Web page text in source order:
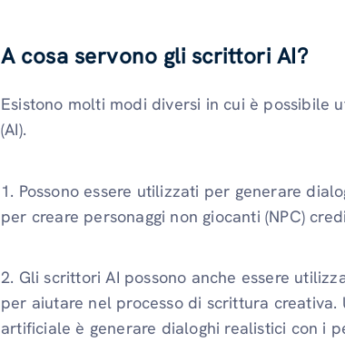
A cosa servono gli scrittori AI?
Esistono molti modi diversi in cui è
(AI).
1. Possono essere utilizzati per generare
per creare personaggi non giocanti (NPC)
2. Gli scrittori AI possono anche essere
per aiutare nel processo di scrittura
artificiale è generare dialoghi realistici con i